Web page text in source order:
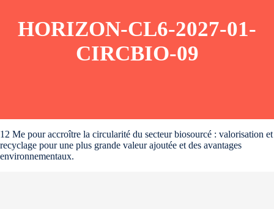
HORIZON-CL6-2027-01-
CIRCBIO-09
12 Me pour accroître la circularité du secteur biosourcé : valorisation et
recyclage pour une plus grande valeur ajoutée et des avantages
environnementaux.